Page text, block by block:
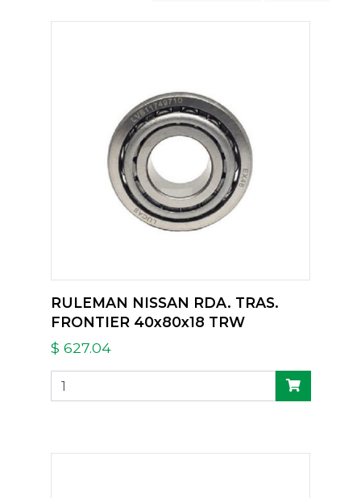
RULEMAN NISSAN RDA. TRAS.
FRONTIER 40x80x18 TRW
$ 627.04